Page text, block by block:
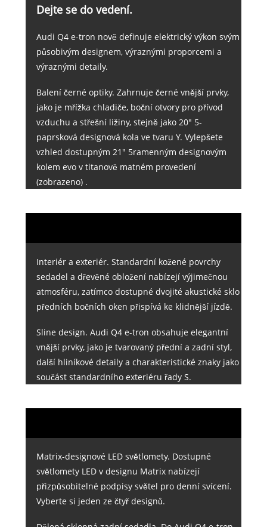
Dejte se do vedení.
Audi Q4 e-tron nově definuje elektrický výkon svým
působivým designem, výraznými proporcemi a
výraznými detaily.
Balení černé optiky. Zahrnuje černé vnější prvky,
jako je mřížka chladiče, boční otvory pro přívod
vzduchu a střešní ližiny, stejně jako 20" 5-
paprsková designová kola ve tvaru Y. Vylepšete
vzhled dostupným 21" 5ramenným designovým
kolem evo v titanově matném provedení
(zobrazeno) .
Interiér a exteriér. Standardní kožené povrchy
sedadel a dřevěné obložení nabízejí výjimečnou
atmosféru, zatímco dostupné dvojité akustické sklo
předních bočních oken přispívá ke klidnější jízdě.
Sline design. Audi Q4 e-tron obsahuje elegantní
vnější prvky, jako je tvarovaný přední a zadní styl,
další hliníkové detaily a charakteristické znaky jako
součást standardního exteriéru řady S.
Matrix-designové LED světlomety. Dostupné
světlomety LED v designu Matrix nabízejí
přizpůsobitelné podpisy světel pro denní svícení.
Vyberte si jeden ze čtyř designů.